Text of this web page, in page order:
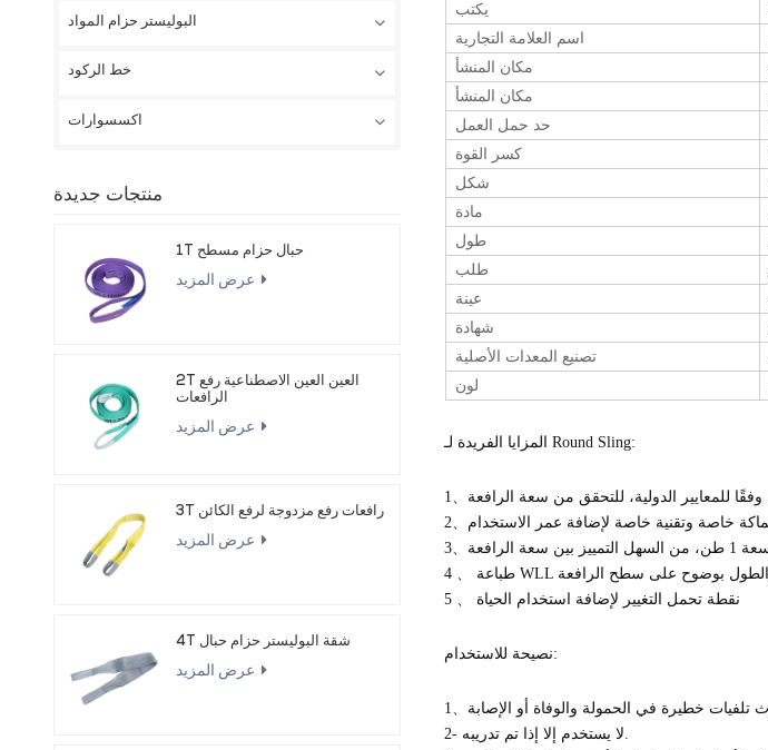
البوليستر حزام المواد
خط الركود
اكسسوارات
منتجات جديدة
1T حبال حزام مسطح
2T العين العين الاصطناعية رفع
الرافعات
3T رافعات رفع مزدوجة لرفع الكائن
4T شقة البوليستر حزام حبال
يكتب
اسم العلامة التجارية
مكان المنشأ
مكان المنشأ
حد حمل العمل
كسر القوة
شكل
مادة
طول
طلب
عينة
شهادة
تصنيع المعدات الأصلية
لون
المزايا الفريدة لـ Round Sling:
5 、 نقطة تحمل التغيير لإضافة استخدام الحياة
نصيحة للاستخدام:
2- لا يستخدم إلا إذا تم تدريبه.